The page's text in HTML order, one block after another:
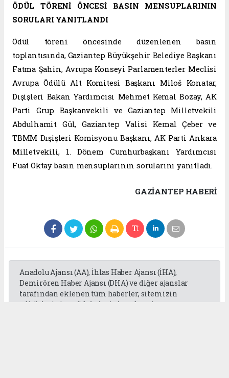
ÖDÜL TÖRENİ ÖNCESİ BASIN MENSUPLARININ
SORULARI YANITLANDI
Ödül töreni öncesinde düzenlenen basın
toplantısında, Gaziantep Büyükşehir Belediye Başkanı
Fatma Şahin, Avrupa Konseyi Parlamenterler Meclisi
Avrupa Ödülü Alt Komitesi Başkanı Miloš Konatar,
Dışişleri Bakan Yardımcısı Mehmet Kemal Bozay, AK
Parti Grup Başkanvekili ve Gaziantep Milletvekili
Abdulhamit Gül, Gaziantep Valisi Kemal Çeber ve
TBMM Dışişleri Komisyonu Başkanı, AK Parti Ankara
Milletvekili, 1. Dönem Cumhurbaşkanı Yardımcısı
Fuat Oktay basın mensuplarının sorularını yanıtladı.
GAZIANTEP HABERİ
Anadolu Ajansı (AA), İhlas Haber Ajansı (İHA),
Demirören Haber Ajansı (DHA) ve diğer ajanslar
tarafından eklenen tüm haberler, sitemizin
editörlerinin müdahalesi olmadan ajans